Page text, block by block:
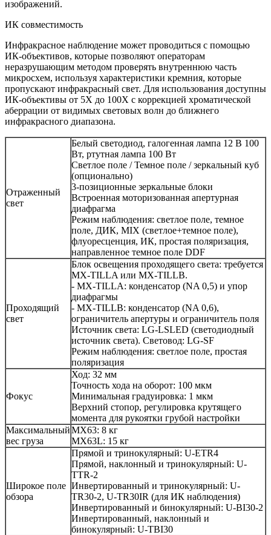
изображений.
ИК совместимость
Инфракрасное наблюдение может проводиться с помощью
ИК-объективов, которые позволяют операторам
неразрушающим методом проверять внутреннюю часть
микросхем, используя характеристики кремния, которые
пропускают инфракрасный свет. Для использования доступны
ИК-объективы от 5X до 100X с коррекцией хроматической
аберрации от видимых световых волн до ближнего
инфракрасного диапазона.
Отраженный
свет
Белый светодиод, галогенная лампа 12 В 100
Вт, ртутная лампа 100 Вт
Светлое поле / Темное поле / зеркальный куб
(опционально)
3-позиционные зеркальные блоки
Встроенная моторизованная апертурная
диафрагма
Режим наблюдения: светлое поле, темное
поле, ДИК, MIX (светлое+темное поле),
флуоресценция, ИК, простая поляризация,
направленное темное поле DDF
Проходящий
свет
Блок освещения проходящего света: требуется
MX-TILLA или MX-TILLB.
- MX-TILLA: конденсатор (NA 0,5) и упор
диафрагмы
- MX-TILLB: конденсатор (NA 0,6),
ограничитель апертуры и ограничитель поля
Источник света: LG-LSLED (светодиодный
источник света). Световод: LG-SF
Режим наблюдения: светлое поле, простая
поляризация
Фокус
Ход: 32 мм
Точность хода на оборот: 100 мкм
Минимальная градуировка: 1 мкм
Верхний стопор, регулировка крутящего
момента для рукоятки грубой настройки
Максимальный
вес груза
MX63: 8 кг
MX63L: 15 кг
Широкое поле
обзора
Прямой и тринокулярный: U-ETR4
Прямой, наклонный и тринокулярный: U-
TTR-2
Инвертированный и тринокулярный: U-
TR30-2, U-TR30IR (для ИК наблюдения)
Инвертированный и бинокулярный: U-BI30-2
Инвертированный, наклонный и
бинокулярный: U-TBI30